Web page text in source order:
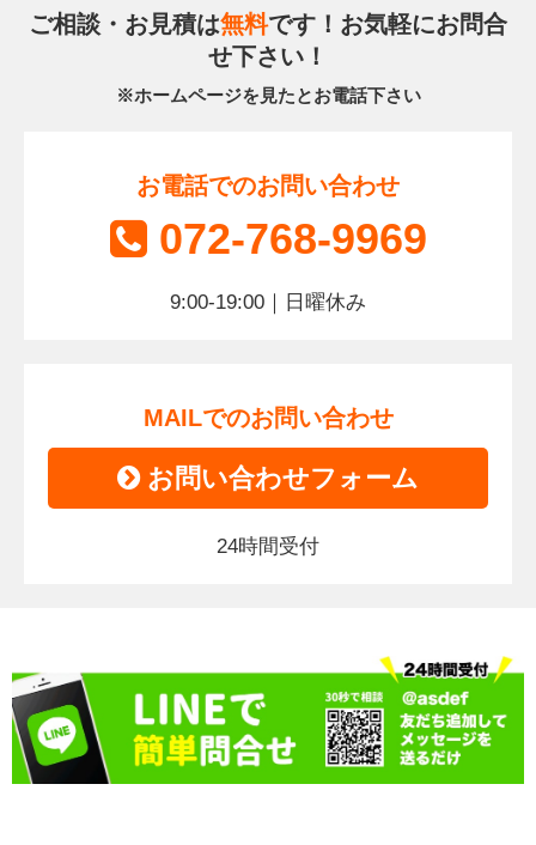
ご相談・お見積は無料です！お気軽にお問合
せ下さい！
※ホームページを見たとお電話下さい
お電話でのお問い合わせ
072-768-9969
9:00-19:00｜日曜休み
MAILでのお問い合わせ
お問い合わせフォーム
24時間受付